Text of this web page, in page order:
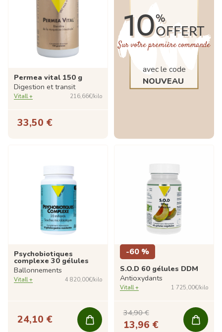
Permea vital 150 g
Digestion et transit
Vitall + 216,66€/kilo
33,50 €
10%
OFFERT
Sur votre première commande
avec le code
NOUVEAU
Psychobiotiques
complexe 30 gélules
Ballonnements
Vitall + 4 820,00€/kilo
24,10 €
-60 %
S.O.D 60 gélules DDM
Antioxydants
Vitall + 1 725,00€/kilo
34,90 €
13,96 €